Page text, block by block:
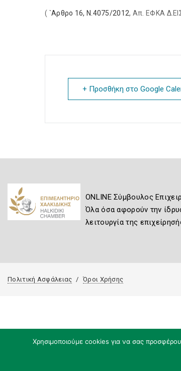
( `Αρθρο 16, Ν.4075/2012, Απ. ΕΦΚΑ
+ Προσθήκη στο Google
ONLINE Σύμβουλος
Όλα όσα αφορούν την
λειτουργία της
Πολιτική Ασφάλειας Όροι Χρήσης
Χρησιμοποιούμε cookies για να σας